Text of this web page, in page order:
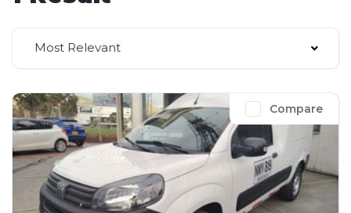
Most Relevant
Compare